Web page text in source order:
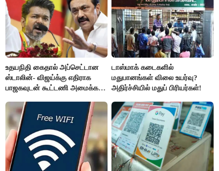
உதயநிதி கைதால் அப்செட்டான
ஸ்டாலின்- விஜய்க்கு எதிராக
பாஜகவுடன் கூட்டணி அமைக்க
டாஸ்மாக் கடைகளில்
மதுபானங்கள் விலை உயர்வு?
அதிர்ச்சியில் மதுப் பிரியர்கள்!